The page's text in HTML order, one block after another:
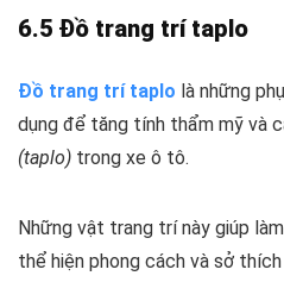
6.5 Đồ trang trí taplo
Đồ trang trí taplo là những
dụng để tăng tính thẩm mỹ và
(taplo) trong xe ô tô.
Những vật trang trí này giúp
thể hiện phong cách và sở